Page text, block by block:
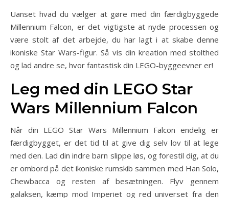
Uanset hvad du vælger at gøre med din færdigbyggede
Millennium Falcon, er det vigtigste at nyde processen og
være stolt af det arbejde, du har lagt i at skabe denne
ikoniske Star Wars-figur. Så vis din kreation med stolthed
og lad andre se, hvor fantastisk din LEGO-byggeevner er!
Leg med din LEGO Star
Wars Millennium Falcon
Når din LEGO Star Wars Millennium Falcon endelig er
færdigbygget, er det tid til at give dig selv lov til at lege
med den. Lad din indre barn slippe løs, og forestil dig, at du
er ombord på det ikoniske rumskib sammen med Han Solo,
Chewbacca og resten af besætningen. Flyv gennem
galaksen, kæmp mod Imperiet og red universet fra den